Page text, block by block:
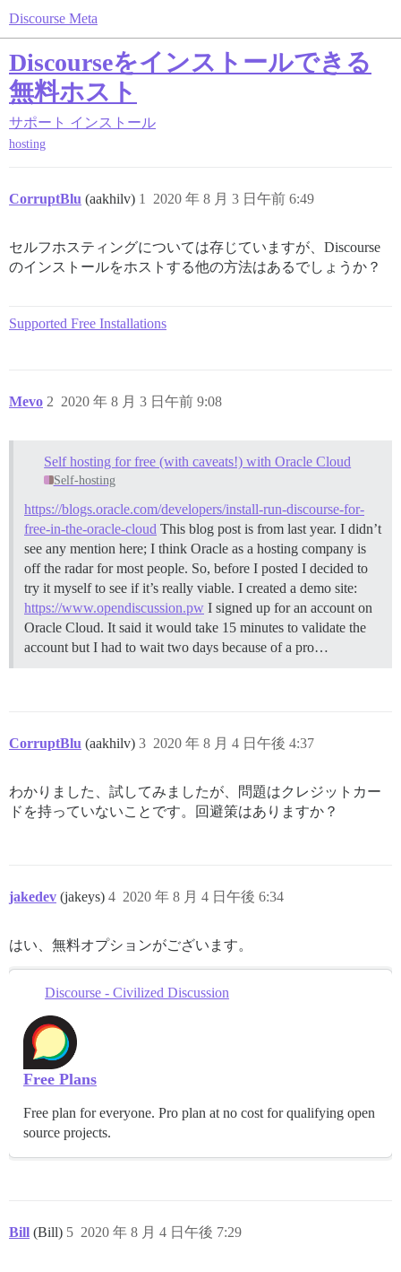
Discourse Meta
Discourseをインストールできる
無料ホスト
サポート インストール
hosting
CorruptBlu (aakhilv) 2020 年 8 月 3 日午前 6:49
1
セルフホスティングについては存じていますが、Discourse
のインストールをホストする他の方法はあるでしょうか？
Supported Free Installations
Mevo 2020 年 8 月 3 日午前 9:08
2
Self hosting for free (with caveats!) with Oracle Cloud
Self-hosting
https://blogs.oracle.com/developers/install-run-discourse-for-
free-in-the-oracle-cloud This blog post is from last year. I didn’t
see any mention here; I think Oracle as a hosting company is
off the radar for most people. So, before I posted I decided to
try it myself to see if it’s really viable. I created a demo site:
https://www.opendiscussion.pw I signed up for an account on
Oracle Cloud. It said it would take 15 minutes to validate the
account but I had to wait two days because of a pro…
CorruptBlu (aakhilv) 2020 年 8 月 4 日午後 4:37
3
わかりました、試してみましたが、問題はクレジットカー
ドを持っていないことです。回避策はありますか？
jakedev (jakeys) 2020 年 8 月 4 日午後 6:34
4
はい、無料オプションがございます。
Discourse - Civilized Discussion
Free Plans
Free plan for everyone. Pro plan at no cost for qualifying open
source projects.
Bill (Bill) 2020 年 8 月 4 日午後 7:29
5